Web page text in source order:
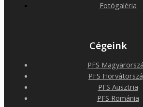
Fotógaléria
Cégeink
PFS
PFS
PFS Ausztria
PFS Románia